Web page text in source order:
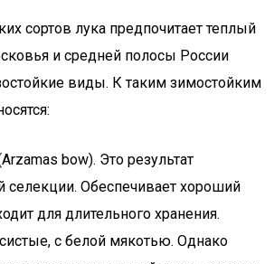
сортов лука предпочитает теплый
и средней полосы России
виды. К таким зимостойким
bow). Это результат
селекции. Обеспечивает хороший
для длительного хранения.
с белой мякотью. Однако